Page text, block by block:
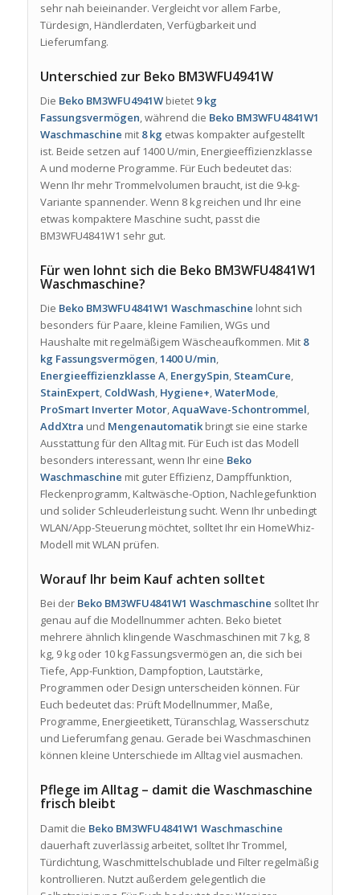
sehr nah beieinander. Vergleicht vor allem Farbe,
Türdesign, Händlerdaten, Verfügbarkeit und
Lieferumfang.
Unterschied zur Beko BM3WFU4941W
Die Beko BM3WFU4941Wbietet 9 kg
Fassungsvermögen, während die Beko BM3WFU4841W1
Waschmaschine mit 8 kg etwas kompakter aufgestellt
ist. Beide setzen auf 1400 U/min, Energieeffizienzklasse
A und moderne Programme. Für Euch bedeutet das:
Wenn Ihr mehr Trommelvolumen braucht, ist die 9-kg-
Variante spannender. Wenn 8 kg reichen und Ihr eine
etwas kompaktere Maschine sucht, passt die
BM3WFU4841W1 sehr gut.
Für wen lohnt sich die Beko BM3WFU4841W1
Waschmaschine?
Die Beko BM3WFU4841W1 Waschmaschine lohnt sich
besonders für Paare, kleine Familien, WGs und
Haushalte mit regelmäßigem Wäscheaufkommen. Mit 8
kg Fassungsvermögen,1400 U/min,
Energieeffizienzklasse A, EnergySpin, SteamCure,
StainExpert, ColdWash, Hygiene+,WaterMode,
ProSmart Inverter Motor,AquaWave-Schontrommel,
AddXtra und Mengenautomatikbringt sie eine starke
Ausstattung für den Alltag mit. Für Euch ist das Modell
besonders interessant, wenn Ihr eine Beko
Waschmaschine mit guter Effizienz, Dampffunktion,
Fleckenprogramm, Kaltwäsche-Option, Nachlegefunktion
und solider Schleuderleistung sucht. Wenn Ihr unbedingt
WLAN/App-Steuerung möchtet, solltet Ihr ein HomeWhiz-
Modell mit WLAN prüfen.
Worauf Ihr beim Kauf achten solltet
Bei der Beko BM3WFU4841W1 Waschmaschine solltet Ihr
genau auf die Modellnummer achten. Beko bietet
mehrere ähnlich klingende Waschmaschinen mit 7 kg, 8
kg, 9 kg oder 10 kg Fassungsvermögen an, die sich bei
Tiefe, App-Funktion, Dampfoption, Lautstärke,
Programmen oder Design unterscheiden können. Für
Euch bedeutet das: Prüft Modellnummer, Maße,
Programme, Energieetikett, Türanschlag, Wasserschutz
und Lieferumfang genau. Gerade bei Waschmaschinen
können kleine Unterschiede im Alltag viel ausmachen.
Pflege im Alltag – damit die Waschmaschine
frisch bleibt
Damit die Beko BM3WFU4841W1 Waschmaschine
dauerhaft zuverlässig arbeitet, solltet Ihr Trommel,
Türdichtung, Waschmittelschublade und Filter regelmäßig
kontrollieren. Nutzt außerdem gelegentlich die